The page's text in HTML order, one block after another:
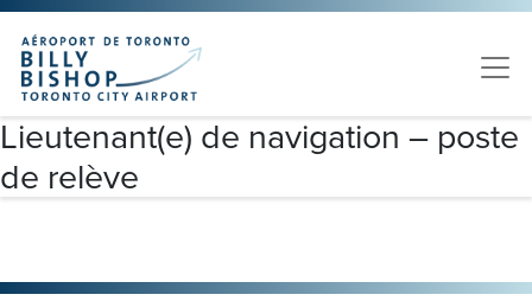
Veuillez
noter
Ce
site
Web
comprend
un
Skip to main content
Lieutenant(e) de navigation – poste
de relève